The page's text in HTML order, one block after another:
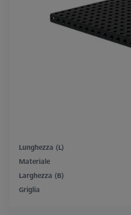
Lunghezza (L)
Materiale
Larghezza (B)
Griglia